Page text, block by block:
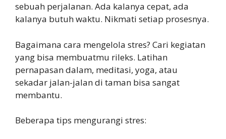
sebuah perjalanan. Ada kalanya cepat, ada
kalanya butuh waktu. Nikmati setiap prosesnya.
Bagaimana cara mengelola stres? Cari kegiatan
yang bisa membuatmu rileks. Latihan
pernapasan dalam, meditasi, yoga, atau
sekadar jalan-jalan di taman bisa sangat
membantu.
Beberapa tips mengurangi stres: